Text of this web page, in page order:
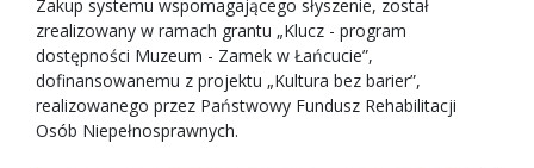
Zakup systemu wspomagającego słyszenie, został
zrealizowany w ramach grantu „Klucz - program
dostępności Muzeum - Zamek w Łańcucie”,
dofinansowanemu z projektu „Kultura bez barier”,
realizowanego przez Państwowy Fundusz Rehabilitacji
Osób Niepełnosprawnych.